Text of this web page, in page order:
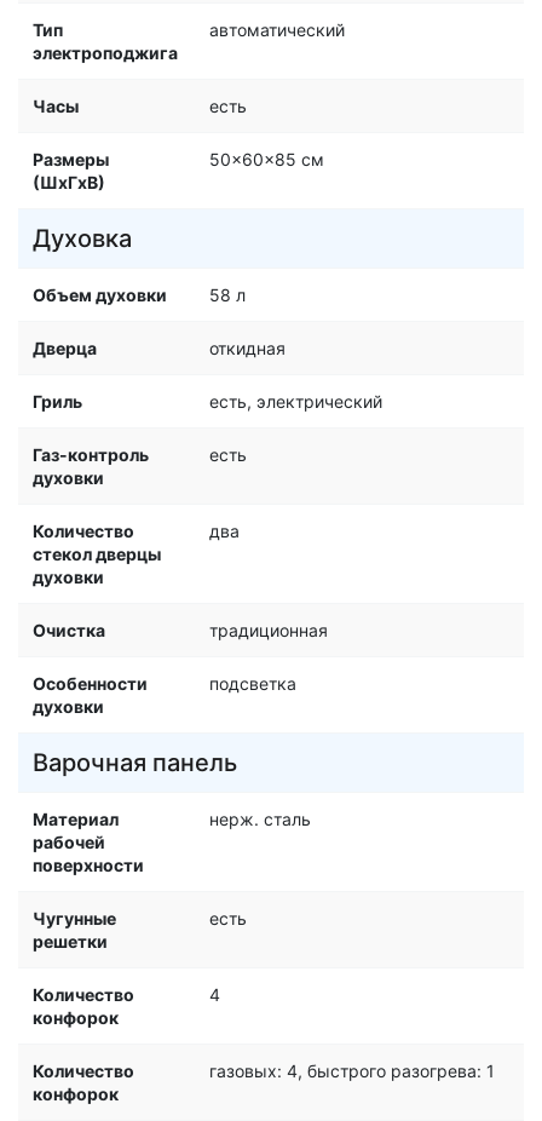
Тип
электроподжига
автоматический
Часы есть
Размеры
(ШхГхВ)
50x60x85 см
Духовка
Объем духовки 58 л
Дверца откидная
Гриль есть, электрический
Газ-контроль
духовки
есть
Количество
стекол дверцы
духовки
два
Очистка традиционная
Особенности
духовки
подсветка
Варочная панель
Материал
рабочей
поверхности
нерж. сталь
Чугунные
решетки
есть
Количество
конфорок
4
Количество
конфорок
газовых: 4, быстрого разогрева: 1